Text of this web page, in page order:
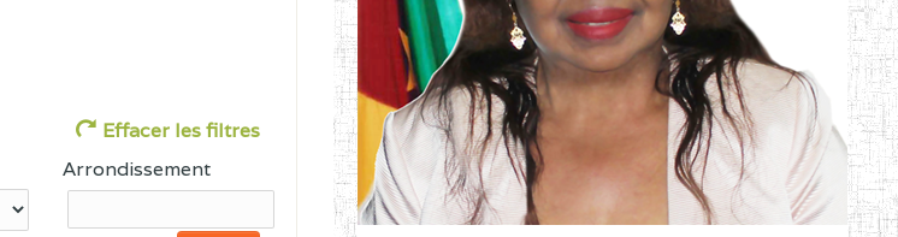
Effacer les filtres
Arrondissement